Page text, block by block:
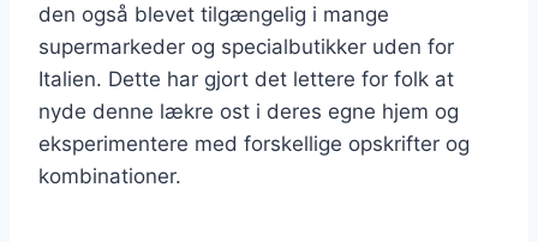
den også blevet tilgængelig i mange
supermarkeder og specialbutikker uden for
Italien. Dette har gjort det lettere for folk at
nyde denne lækre ost i deres egne hjem og
eksperimentere med forskellige opskrifter og
kombinationer.